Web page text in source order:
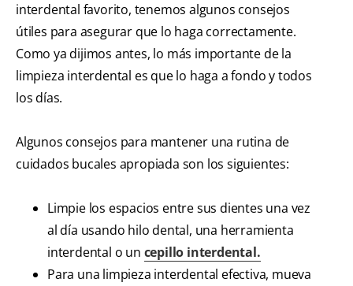
interdental favorito, tenemos algunos consejos
útiles para asegurar que lo haga correctamente.
Como ya dijimos antes, lo más importante de la
limpieza interdental es que lo haga a fondo y todos
los días.
Algunos consejos para mantener una rutina de
cuidados bucales apropiada son los siguientes:
Limpie los espacios entre sus dientes una vez
al día usando hilo dental, una herramienta
interdental o un cepillo interdental.
Para una limpieza interdental efectiva, mueva